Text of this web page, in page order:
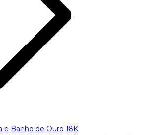
e Banho de Ouro 18K